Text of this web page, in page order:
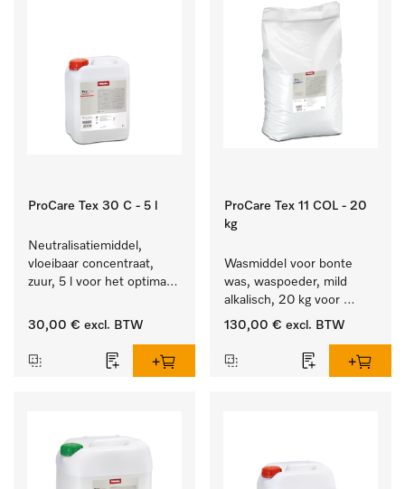
ProCare Tex 30 C - 5 l
Neutralisatiemiddel,
vloeibaar concentraat,
zuur, 5 l voor het optimaal
textiel door betrouwbare
30,00 € excl. BTW
ProCare Tex 11 COL - 20
kg
Wasmiddel voor bonte
was, waspoeder, mild
alkalisch, 20 kg voor
behoud van kleur en
was.
130,00 € excl. BTW